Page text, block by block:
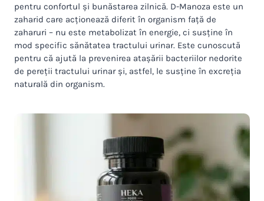
pentru confortul și bunăstarea zilnică. D-Manoza este un
zaharid care acționează diferit în organism față de
zaharuri – nu este metabolizat în energie, ci susține în
mod specific sănătatea tractului urinar. Este cunoscută
pentru că ajută la prevenirea atașării bacteriilor nedorite
de pereții tractului urinar și, astfel, le susține în excreția
naturală din organism.